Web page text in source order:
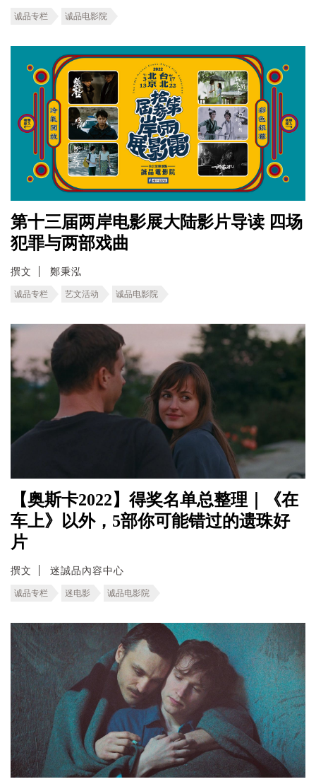
诚品专栏 诚品电影院
第十三届两岸电影展大陆影片导读 四场
犯罪与两部戏曲
撰文 鄭秉泓
诚品专栏 艺文活动 诚品电影院
【奥斯卡2022】得奖名单总整理｜《在
车上》以外，5部你可能错过的遗珠好
片
撰文 迷誠品內容中心
诚品专栏 迷电影 诚品电影院